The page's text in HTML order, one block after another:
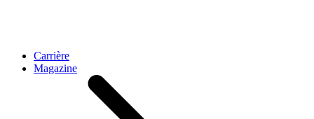
Carrière
Magazine